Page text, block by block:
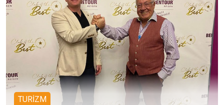
TURİZM